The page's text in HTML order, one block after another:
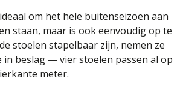
om het hele buitenseizoen aan
staan, maar is ook eenvoudig op te
stoelen stapelbaar zijn, nemen ze
in beslag — vier stoelen passen al op
meter.